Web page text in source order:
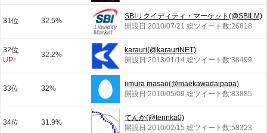
31位 32.5%
SBIリクイディティ・マーケット(@SBILM)
開設日:2010/07/21 総ツイート数:26818
32位
UP↑
32.2%
karauri(@karauriNET)
開設日:2013/01/14 総ツイート数:38499
33位 32%
iimura masao(@maekawadaipapa)
開設日:2010/05/09 総ツイート数:83885
34位 31.9%
てんか(@tennka0)
開設日:2010/02/15 総ツイート数:58323